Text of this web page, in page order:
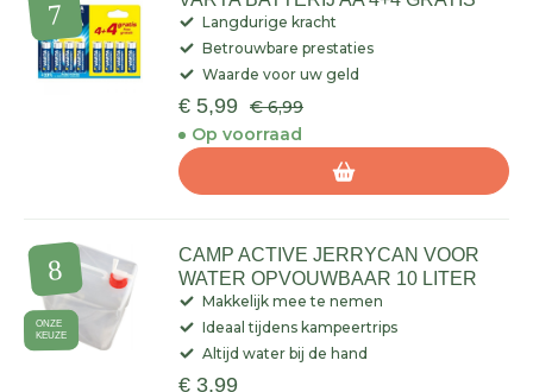
Langdurige kracht
Betrouwbare prestaties
Waarde voor uw geld
€ 5,99 € 6,99
Op voorraad
ONZE
KEUZE
CAMP ACTIVE JERRYCAN VOOR
WATER OPVOUWBAAR 10 LITER
Makkelijk mee te nemen
Ideaal tijdens kampeertrips
Altijd water bij de hand
€ 3,99